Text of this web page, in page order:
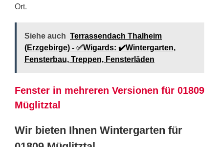
Ort.
Siehe auch Terrassendach Thalheim
(Erzgebirge) - ✅Wigards: ✔️Wintergarten,
Fensterbau, Treppen, Fensterläden
Fenster in mehreren Versionen für 01809
Müglitztal
Wir bieten Ihnen Wintergarten für